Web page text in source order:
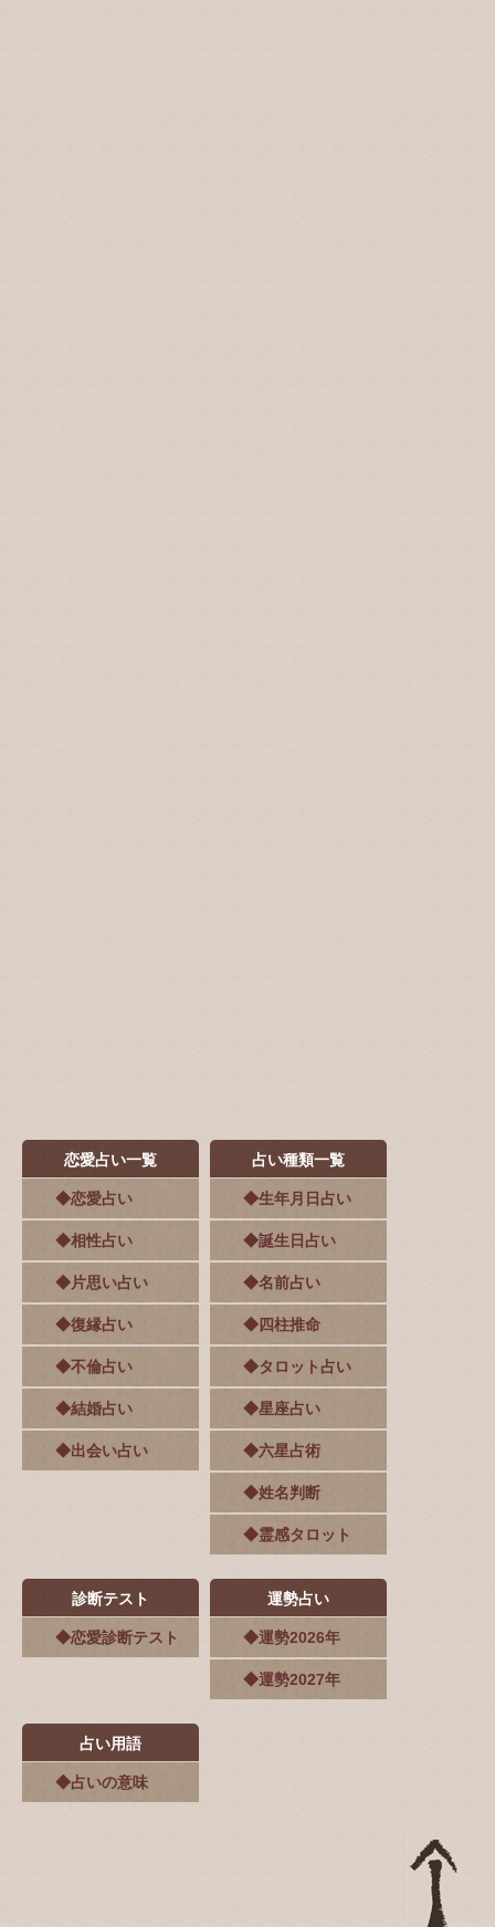
恋愛占い一覧
◆恋愛占い
◆相性占い
◆片思い占い
◆復縁占い
◆不倫占い
◆結婚占い
◆出会い占い
占い種類一覧
◆生年月日占い
◆誕生日占い
◆名前占い
◆四柱推命
◆タロット占い
◆星座占い
◆六星占術
◆姓名判断
◆霊感タロット
診断テスト
◆恋愛診断テスト
運勢占い
◆運勢2026年
◆運勢2027年
占い用語
◆占いの意味